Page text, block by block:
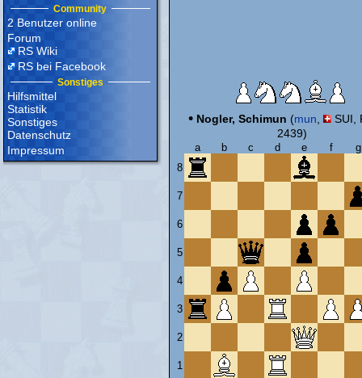
Community
2 Benutzer online
Forum
RS Wiki
RS bei Facebook
Sonstiges
Hilfsmittel
Statistik
Sonstiges
Datenschutz
Impressum
• Nogler, Schimun (mun
SUI,
2439)
a b c d e f
g
8
7
6
5
4
3
2
1